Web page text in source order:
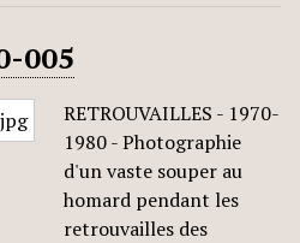
005
RETROUVAILLES - 1970-
1980 - Photographie
d'un vaste souper au
homard pendant les
retrouvailles des